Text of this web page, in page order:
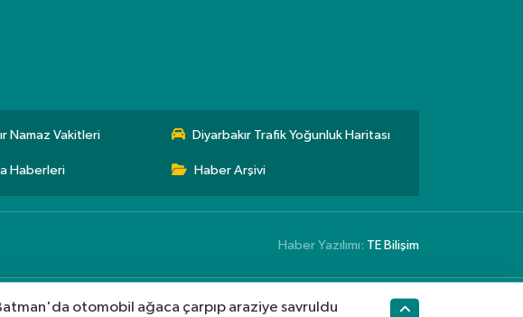
Namaz Vakitleri Diyarbakır Trafik Yoğunluk Haritası
Haberleri Haber Arşivi
Haber Yazılımı: TE Bilişim
otomobil ağaca çarpıp araziye savruldu